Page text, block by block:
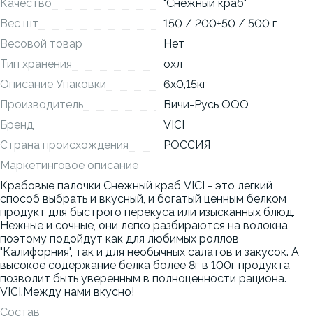
Качество
"Снежный краб"
Вес шт
150 / 200+50 / 500 г
Весовой товар
Нет
Тип хранения
охл
Описание Упаковки
6x0,15кг
Производитель
Вичи-Русь ООО
Бренд
VICI
Страна происхождения
РОССИЯ
Маркетинговое описание
Крабовые палочки Снежный краб VICI - это легкий
способ выбрать и вкусный, и богатый ценным белком
продукт для быстрого перекуса или изысканных блюд.
Нежные и сочные, они легко разбираются на волокна,
поэтому подойдут как для любимых роллов
"Калифорния", так и для необычных салатов и закусок. А
высокое содержание белка более 8г в 100г продукта
позволит быть уверенным в полноценности рациона.
VICI.Между нами вкусно!
Состав